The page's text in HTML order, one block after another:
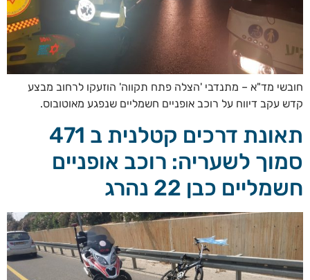
חובשי מד"א – מתנדבי 'הצלה פתח תקווה' הוזעקו לרחוב מבצע
קדש עקב דיווח על רוכב אופניים חשמליים שנפגע מאוטובוס.
תאונת דרכים קטלנית ב 471
סמוך לשעריה: רוכב אופניים
חשמליים כבן 22 נהרג